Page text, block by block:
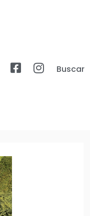
FacebookInstagram
Buscar